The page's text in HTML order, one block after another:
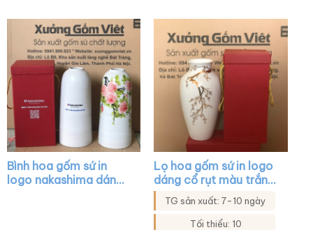
Bình hoa gốm sứ in
logo nakashima dáng
Lọ hoa gốm sứ in logo
dáng cổ rụt màu trắng
họa tiết mai vàng XG-
LH40
TG sản xuất: 7-10 ngày
Tối thiểu: 10